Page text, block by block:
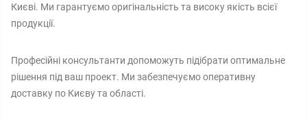
Києві. Ми гарантуємо оригінальність та високу якість всієї
продукції.
Професійні консультанти допоможуть підібрати оптимальне
рішення під ваш проект. Ми забезпечуємо оперативну
доставку по Києву та області.